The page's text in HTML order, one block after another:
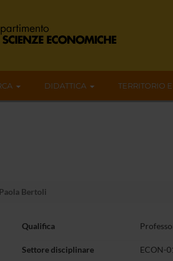
DIDATTICA TERRITORIO
Paola Bertoli
Qualifica
Settore disciplinare ECON-